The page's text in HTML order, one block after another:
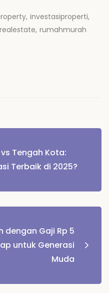
investasiproperti
realestate rumahmurah
Tengah Kota:
Terbaik di 2025?
dengan Gaji Rp 5
untuk Generasi
Muda